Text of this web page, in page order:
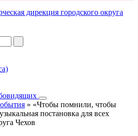
» «Чтобы помнили, чтобы
постановка для всех
Чехов